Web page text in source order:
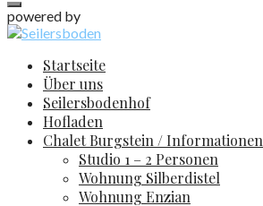
powered by
Zum
springenStartseite
Über uns
Seilersbodenhof
Hofladen
Chalet Burgstein / Informationen
Studio 1 – 2 Personen
Wohnung Silberdistel
Wohnung Enzian